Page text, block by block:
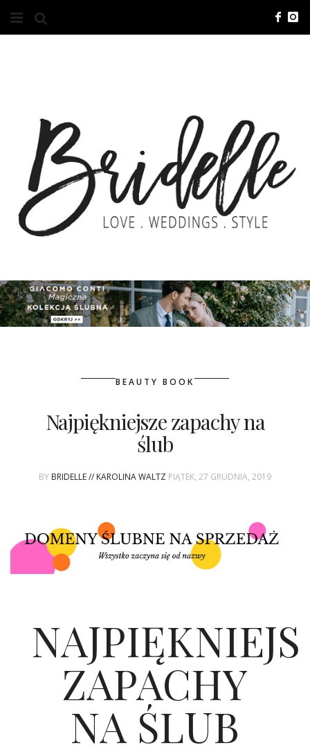
O NAS
KONTAKT
REKLAMA
ADVERTISING
ZGŁOSZENIA
KONKURSY
WASZE ŚLUBY
{HOT SEXY BEST}
ŚLUBNE STYLE
MAGAZYNY
BEAUTY BOOK
Najpiękniejsze zapachy na
ślub
BY BRIDELLE // KAROLINA WALTZ PIĄTEK, 27 GRUDNIA, 2019
ZAPACHY
NA ŚLUB